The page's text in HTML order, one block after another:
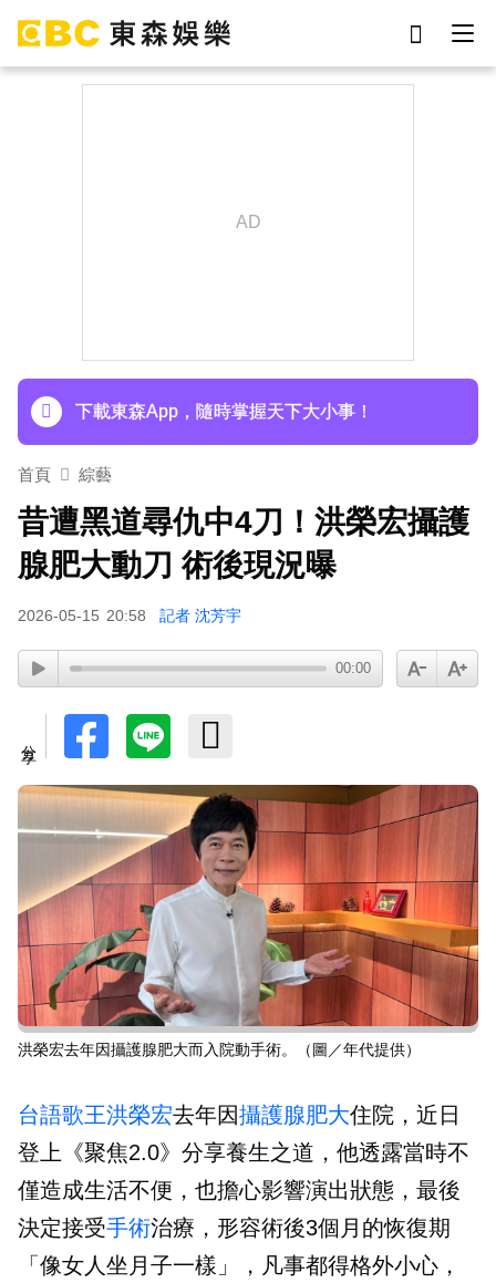
下載東森App，隨時掌握天下大小事！
首頁 綜藝
昔遭黑道尋仇中4刀！洪榮宏攝護
腺肥大動刀 術後現況曝
2026-05-15 20:58 記者 沈芳宇
00:00
洪榮宏去年因攝護腺肥大而入院動手術。（圖／年代提供）
台語歌王洪榮宏去年因攝護腺肥大住院，近日
登上《聚焦2.0》分享養生之道，他透露當時不
僅造成生活不便，也擔心影響演出狀態，最後
決定接受手術治療，形容術後3個月的恢復期
「像女人坐月子一樣」，凡事都得格外小心，